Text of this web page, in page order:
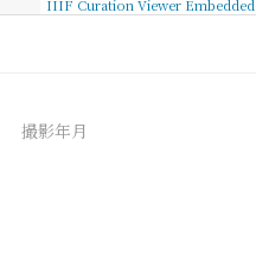
IIIF Curation Viewer Embedded
撮影年月